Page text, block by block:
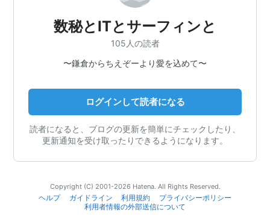
数秘とITとサーフィンと
105人の読者
〜鎌倉からちえぞーより愛を込めて〜
ログインして読者になる
読者になると、ブログの更新を簡単にチェックしたり、
更新通知を受け取ったりできるようになります。
Copyright (C) 2001-2026 Hatena. All Rights Reserved.
ヘルプ
ガイドライン 利用規約
プライバシーポリシー
利用者情報の外部送信について